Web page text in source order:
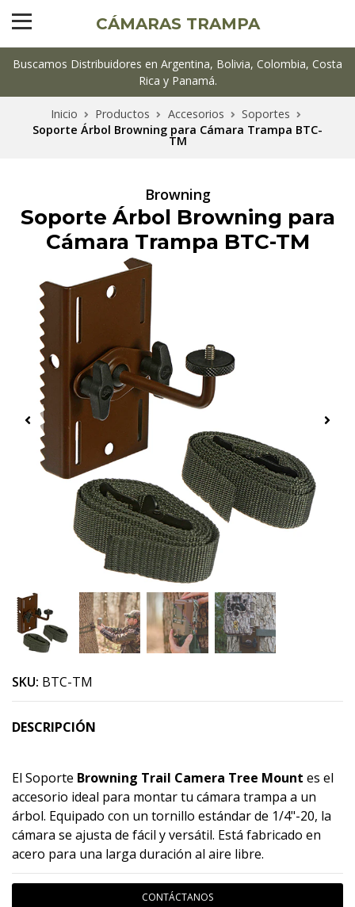
CÁMARAS TRAMPA
Buscamos Distribuidores en Argentina, Bolivia, Colombia, Costa
Rica y Panamá.
Inicio Productos Accesorios
Soportes
Soporte Árbol Browning para Cámara Trampa BTC-
TM
Browning
Soporte Árbol Browning para
Cámara Trampa BTC-TM
SKU: BTC-TM
DESCRIPCIÓN
El Soporte Browning Trail Camera Tree Mount es el
accesorio ideal para montar tu cámara trampa a un
árbol. Equipado con un tornillo estándar de 1/4"-20, la
cámara se ajusta de fácil y versátil. Está fabricado en
acero para una larga duración al aire libre.
CONTÁCTANOS